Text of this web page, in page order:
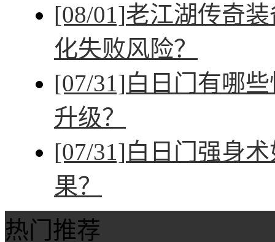
[08/01]老江湖传奇
化失败风险？
[07/31]白日门有哪
升级？
[07/31]白日门强身
果？
热门推荐